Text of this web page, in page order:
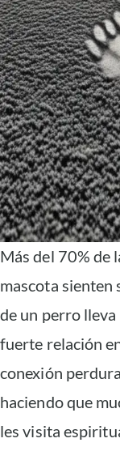
Más del 70% de
mascota sienten
de un perro
fuerte relación
conexión
haciendo que
les visita